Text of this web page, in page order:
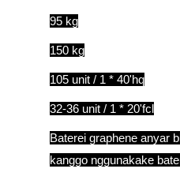
95 kg
150 kg
105 unit / 1 * 40'hq
32-36 unit / 1 * 20'fcl
Baterei graphene anyar
kanggo nggunakake